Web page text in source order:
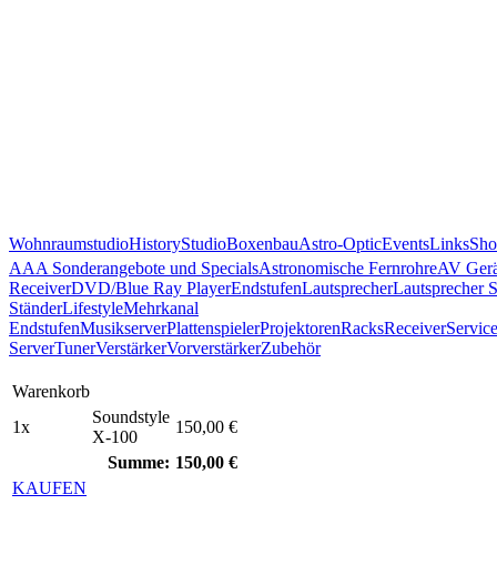
WohnraumstudioHistoryStudioBoxenbauAstro-OpticEventsLinks
AAA Sonderangebote und SpecialsAstronomische FernrohreAV
ReceiverDVD/Blue Ray PlayerEndstufenLautsprecherLautsprecher
StänderLifestyleMehrkanal
EndstufenMusikserverPlattenspielerProjektorenRacksReceiverService
ServerTunerVerstärkerVorverstärkerZubehör
Warenkorb
1x
Soundstyle
X-100
150,00 €
Summe: 150,00 €
KAUFEN